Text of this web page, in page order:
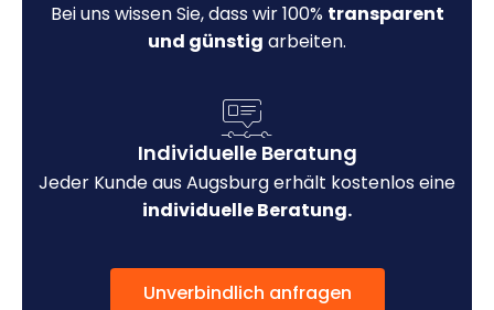
Bei uns wissen Sie, dass wir 100% transparent
und günstig arbeiten.
Individuelle Beratung
Jeder Kunde aus Augsburg erhält kostenlos eine
individuelle Beratung.
Unverbindlich anfragen